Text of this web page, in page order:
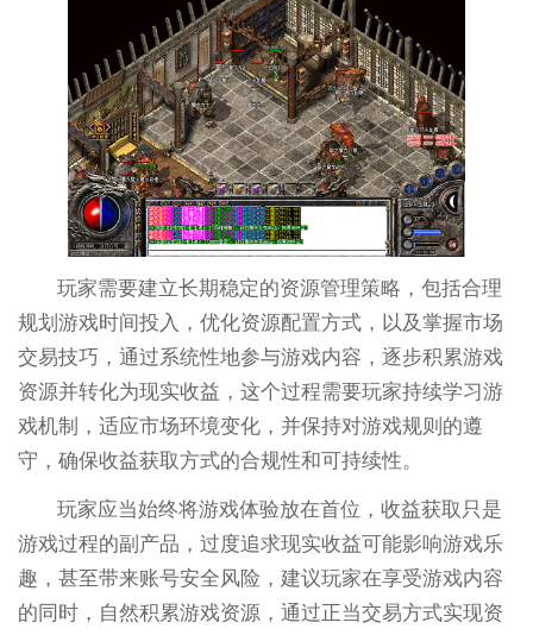
玩家需要建立长期稳定的资源管理策略，包括合理
规划游戏时间投入，优化资源配置方式，以及掌握市场
交易技巧，通过系统性地参与游戏内容，逐步积累游戏
资源并转化为现实收益，这个过程需要玩家持续学习游
戏机制，适应市场环境变化，并保持对游戏规则的遵
守，确保收益获取方式的合规性和可持续性。
玩家应当始终将游戏体验放在首位，收益获取只是
游戏过程的副产品，过度追求现实收益可能影响游戏乐
趣，甚至带来账号安全风险，建议玩家在享受游戏内容
的同时，自然积累游戏资源，通过正当交易方式实现资